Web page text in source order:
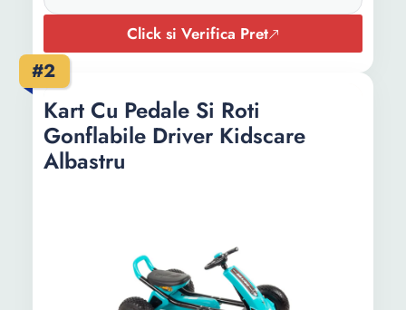
Click si Verifica Pret
#2
Kart Cu Pedale Si Roti
Gonflabile Driver Kidscare
Albastru